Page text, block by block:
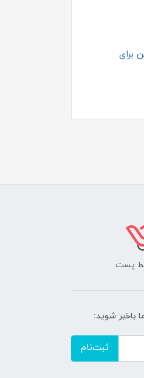
برای
پست
باخبر شوید:
ثبت‌نام